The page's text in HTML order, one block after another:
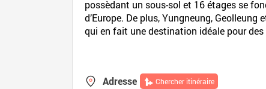
possèdant un sous-sol et 16 étages se
d’Europe. De plus, Yungneung,
qui en fait une destination idéale pour
Adresse Chercher itinéraire